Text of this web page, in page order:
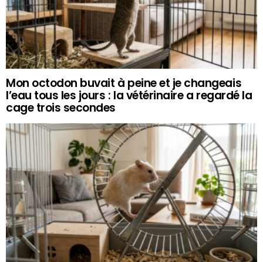
Mon octodon buvait à peine et je changeais
l’eau tous les jours : la vétérinaire a regardé la
cage trois secondes